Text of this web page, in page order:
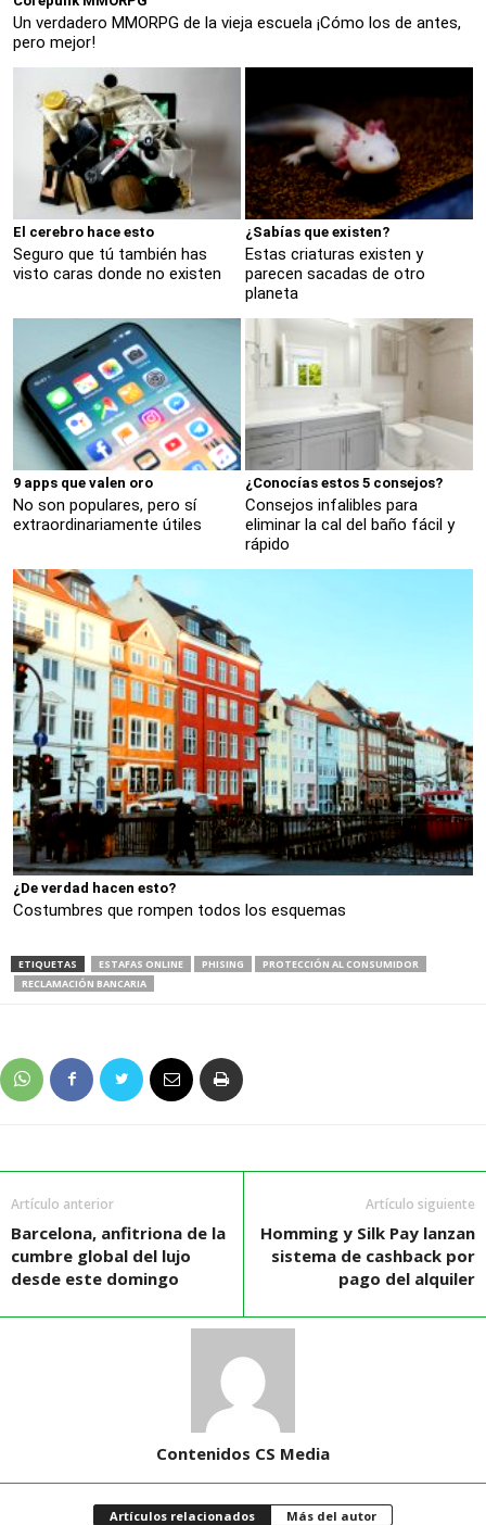
Un verdadero MMORPG de la vieja escuela ¡Cómo los de antes,
pero mejor!
El cerebro hace esto
Seguro que tú también has
visto caras donde no existen
¿Sabías que existen?
Estas criaturas existen y
parecen sacadas de otro
planeta
9 apps que valen oro
No son populares, pero sí
extraordinariamente útiles
¿Conocías estos 5 consejos?
Consejos infalibles para
eliminar la cal del baño fácil y
rápido
¿De verdad hacen esto?
Costumbres que rompen todos los esquemas
ETIQUETAS ESTAFAS ONLINE PHISING
PROTECCIÓN AL CONSUMIDOR
RECLAMACIÓN BANCARIA
Artículo anterior
Barcelona, anfitriona de la
cumbre global del lujo
desde este domingo
Artículo siguiente
Homming y Silk Pay lanzan
sistema de cashback por
pago del alquiler
Contenidos CS Media
Artículos relacionados Más del autor